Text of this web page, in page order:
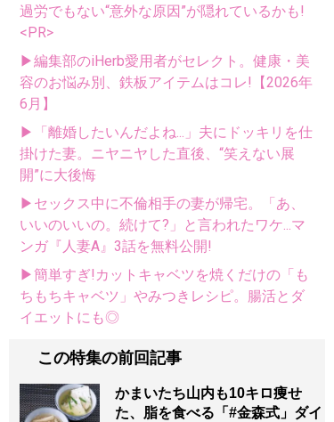
過労でもない“意外な原因”が隠れているかも!
<PR>
▶編集部のiHerb愛用者がセレクト。健康・美
容のお悩み別、鉄板アイテムはコレ!【2026年
6月】
▶「離婚したいんだよね...」夫にドッキリを仕
掛けた妻。ニヤニヤした直後、“笑えない展
開”に大後悔
▶セックス中に不倫相手の妻が帰宅。「あ、
いいのいいの。続けて?」と言われたワケ...マ
ンガ『人妻A』3話を無料公開!
▶簡単すぎ!カットキャベツを焼くだけの「も
ちもちキャベツ」やみつきレシピ。腸活とダ
イエットにも◎
この特集の前回記事
かまいたち山内も10キロ痩せ
た、脂を食べる「#金森式」ダイ